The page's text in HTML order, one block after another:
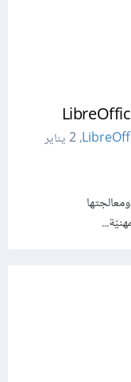
،
2 يناير